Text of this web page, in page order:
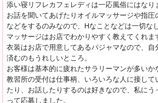
添い寝リフレカフェレディは一応風俗にはなり
お話を聞いてあげたりオイルマッサージや指圧
などをするのみなので、Hなことなどは一切なし
マッサージはお店でわかりやすく教えてくれま
衣装はお店で用意してあるパジャマなので、自
済むのもうれしいところ。
お客様は基本的に疲れたサラリーマンが多いか
教習所の受付は仕事柄、いろいろな人に接して
たり、お話したりするのは好きなので、私にう
って応募しました。